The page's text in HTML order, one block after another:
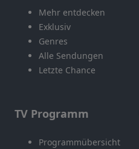
Mehr entdecken
Exklusiv
Genres
Alle Sendungen
Letzte Chance
TV Programm
Programmübersicht